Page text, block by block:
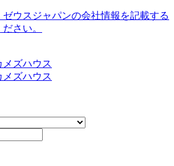
ウスジャパンの会社情報を記載する
さい。